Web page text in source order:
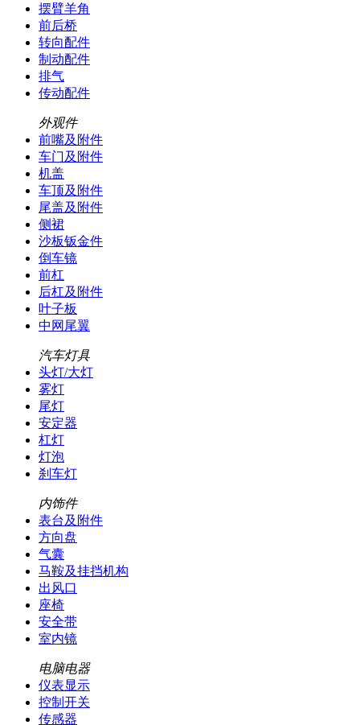
摆臂羊角
前后桥
转向配件
制动配件
排气
传动配件
外观件
前嘴及附件
车门及附件
机盖
车顶及附件
尾盖及附件
侧裙
沙板钣金件
倒车镜
前杠
后杠及附件
叶子板
中网尾翼
汽车灯具
头灯/大灯
雾灯
尾灯
安定器
杠灯
灯泡
刹车灯
内饰件
表台及附件
方向盘
气囊
马鞍及挂挡机构
出风口
座椅
安全带
室内镜
电脑电器
仪表显示
控制开关
传感器